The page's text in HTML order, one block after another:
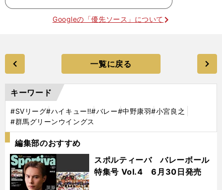
Googleの「優先ソース」について
一覧に戻る
キーワード
#SVリーグ#ハイキュー‼#バレー#中野康羽#小宮良之
#群馬グリーンウイングス
編集部のおすすめ
スポルティーバ バレーボール
特集号 Vol.4 6月30日発売